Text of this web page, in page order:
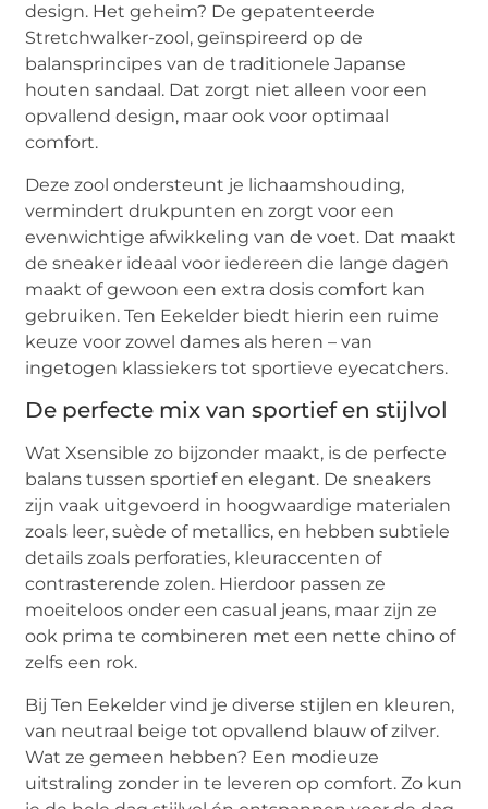
design. Het geheim? De gepatenteerde
Stretchwalker-zool, geïnspireerd op de
balansprincipes van de traditionele Japanse
houten sandaal. Dat zorgt niet alleen voor een
opvallend design, maar ook voor optimaal
comfort.
Deze zool ondersteunt je lichaamshouding,
vermindert drukpunten en zorgt voor een
evenwichtige afwikkeling van de voet. Dat maakt
de sneaker ideaal voor iedereen die lange dagen
maakt of gewoon een extra dosis comfort kan
gebruiken. Ten Eekelder biedt hierin een ruime
keuze voor zowel dames als heren – van
ingetogen klassiekers tot sportieve eyecatchers.
De perfecte mix van sportief en stijlvol
Wat Xsensible zo bijzonder maakt, is de perfecte
balans tussen sportief en elegant. De sneakers
zijn vaak uitgevoerd in hoogwaardige materialen
zoals leer, suède of metallics, en hebben subtiele
details zoals perforaties, kleuraccenten of
contrasterende zolen. Hierdoor passen ze
moeiteloos onder een casual jeans, maar zijn ze
ook prima te combineren met een nette chino of
zelfs een rok.
Bij Ten Eekelder vind je diverse stijlen en kleuren,
van neutraal beige tot opvallend blauw of zilver.
Wat ze gemeen hebben? Een modieuze
uitstraling zonder in te leveren op comfort. Zo kun